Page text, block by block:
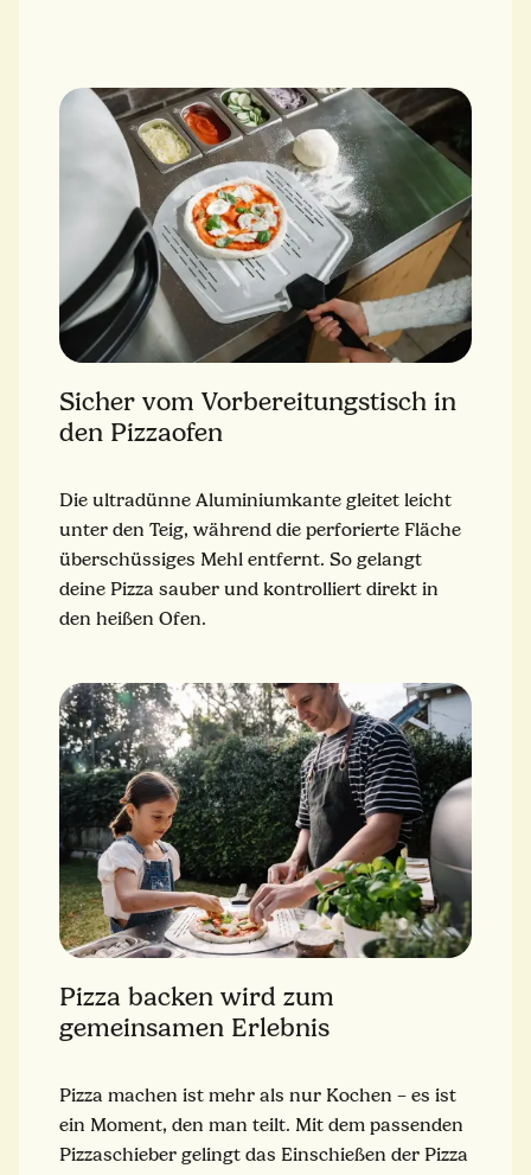
Sicher vom Vorbereitungstisch in
den Pizzaofen
Die ultradünne Aluminiumkante gleitet leicht
unter den Teig, während die perforierte Fläche
überschüssiges Mehl entfernt. So gelangt
deine Pizza sauber und kontrolliert direkt in
den heißen Ofen.
Pizza backen wird zum
gemeinsamen Erlebnis
Pizza machen ist mehr als nur Kochen – es ist
ein Moment, den man teilt. Mit dem passenden
Pizzaschieber gelingt das Einschießen der Pizza